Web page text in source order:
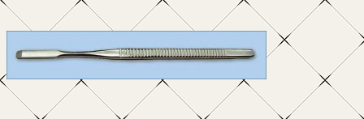
избранное сравнить